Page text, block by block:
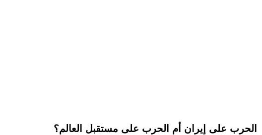
الحرب على إيران أم الحرب على مستقبل العالم؟